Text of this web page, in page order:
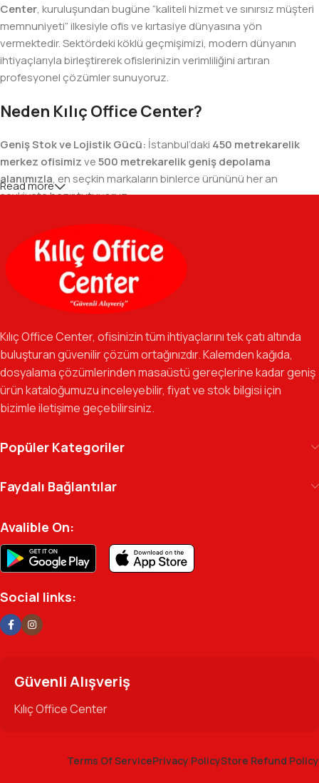
Center, kuruluşundan bugüne “kaliteli hizmet ve sınırsız müşteri
memnuniyeti” ilkesiyle ofis ve kırtasiye dünyasına yön
vermektedir. Sektördeki köklü geçmişimizi, modern dünyanın
ihtiyaçlarıyla birleştirerek ofislerinizin verimliliğini artıran
profesyonel çözümler sunuyoruz.
Neden Kılıç Office Center?
Geniş Stok ve Lojistik Gücü: İstanbul’daki 450 metrekarelik
merkez ofisimizve500 metrekarelik geniş depolama
alanımızla, en seçkin markaların binlerce ürününü her an
sevkiyata hazır tutuyoruz.
Geniş Ürün Yelpazesi:Temel kırtasiye malzemelerinden teknik
ofis gereçlerine kadar, iş hayatınızda ihtiyaç duyduğunuz her
şeyi tek bir çatı altında, en uygun fiyat avantajlarıyla bulmanızı
sağlıyoruz.
Özverili Takım Ruhu:İşini tutkuyla yapan, güler yüzlü ve çözüm
güvenilir bir yol arkadaşı olmayı hedefliyoruz.
Gelecek Vizyonu:Kurumsal kimliğimizi yeni iş birlikleri ve global
markalarla güçlendirerek, Türkiye genelinde müşteri ağımızı her
geçen gün büyütmeye devam ediyoruz.
Kılıç Office Center
arşivinizdeki dosyaya kadar her detayda yanınızda.
Ofisinizin enerjisini ve verimliliğini artırmak için
profesyonel kadromuzla hizmetinizdeyiz.
Read more
Kılıç Office Center, ofisinizin tüm ihtiyaçlarını tek çatı altında
buluşturan güvenilir çözüm ortağınızdır. Kalemden kağıda,
dosyalama çözümlerinden masaüstü gereçlerine kadar geniş
ürün kataloğumuzu inceleyebilir, fiyat ve stok bilgisi için
bizimle iletişime geçebilirsiniz.
Popüler Kategoriler
Faydalı Bağlantılar
Avalible On:
Social links:
Güvenli Alışveriş
Kılıç Office Center
Terms Of ServicePrivacy PolicyStore Refund Policy